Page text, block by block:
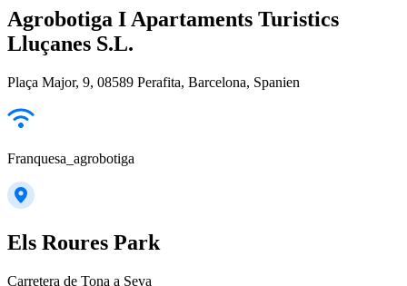
Agrobotiga I Apartaments Turistics
Lluçanes S.L.
Plaça Major, 9, 08589 Perafita, Barcelona, Spanien
Franquesa_agrobotiga
Els Roures Park
Carretera de Tona a Seva